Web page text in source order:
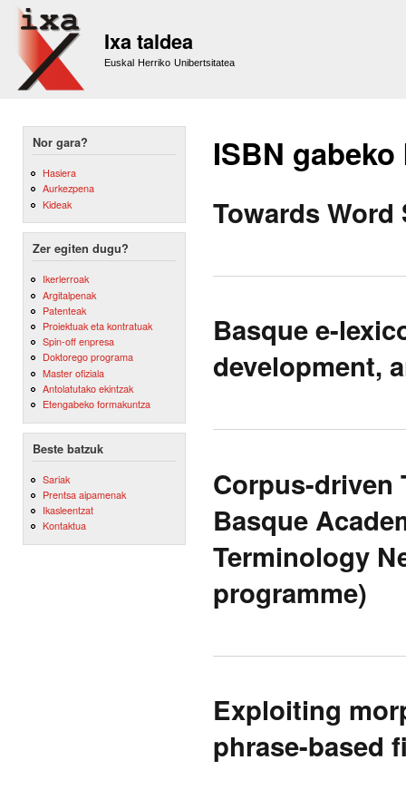
Ixa taldea
Euskal Herriko Unibertsitatea
Nor gara?
Hasiera
Aurkezpena
Kideak
Zer egiten dugu?
Ikerlerroak
Argitalpenak
Patenteak
Proiektuak eta kontratuak
Spin-off enpresa
Doktorego programa
Master ofiziala
Antolatutako ekintzak
Etengabeko formakuntza
Beste batzuk
Sariak
Prentsa aipamenak
Ikasleentzat
Kontaktua
ISBN
Towards
Basque e-
development,
Corpus-driven
Basque
Terminology
programme)
Exploiting
phrase-based